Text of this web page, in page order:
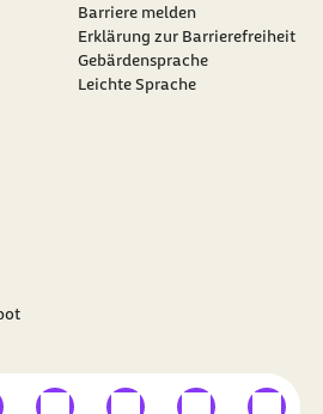
Barriere melden
Erklärung zur Barrierefreiheit
Gebärdensprache
Leichte Sprache
Link
externer Linkexterner Linkexterner Link